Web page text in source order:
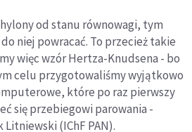
od stanu równowagi, tym
niej powracać. To przecież takie
więc wzór Hertza-Knudsena - bo
celu przygotowaliśmy wyjątkowo
które po raz pierwszy
się przebiegowi parowania -
(IChF PAN).